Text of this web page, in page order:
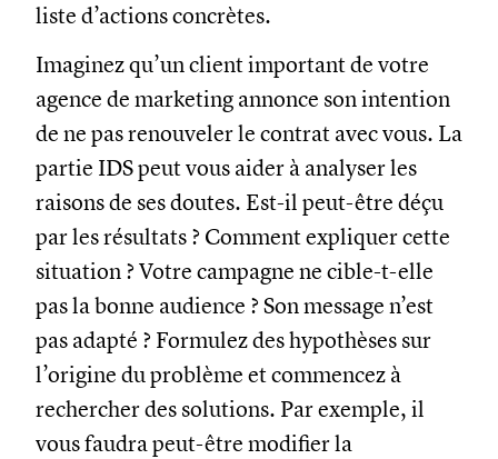
liste d’actions concrètes.
Imaginez qu’un client important de votre
agence de marketing annonce son intention
de ne pas renouveler le contrat avec vous. La
partie IDS peut vous aider à analyser les
raisons de ses doutes. Est-il peut-être déçu
par les résultats ? Comment expliquer cette
situation ? Votre campagne ne cible-t-elle
pas la bonne audience ? Son message n’est
pas adapté ? Formulez des hypothèses sur
l’origine du problème et commencez à
rechercher des solutions. Par exemple, il
vous faudra peut-être modifier la